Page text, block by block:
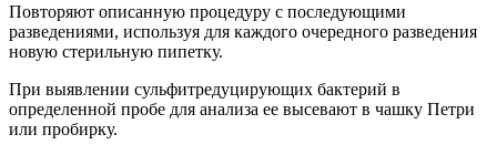
Повторяют описанную процедуру с последующими
разведениями, используя для каждого очередного разведения
новую стерильную пипетку.
При выявлении сульфитредуцирующих бактерий в
определенной пробе для анализа ее высевают в чашку Петри
или пробирку.